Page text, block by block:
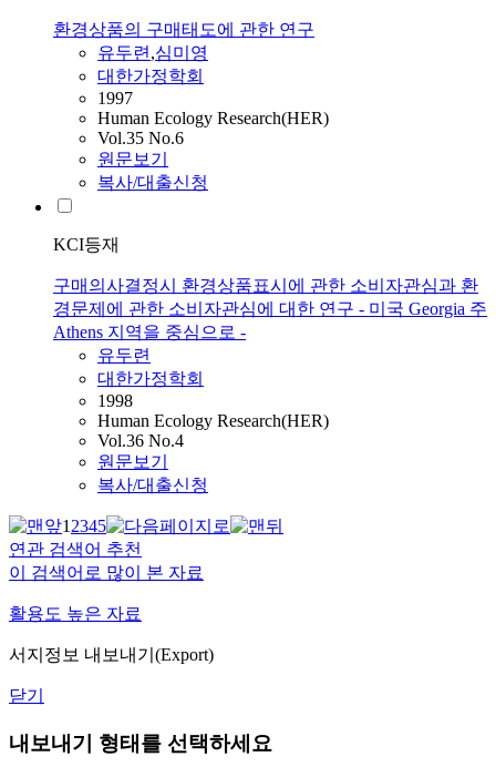
환경상품의 구매태도에 관한 연구
유두련,심미영
대한가정학회
1997
Human Ecology Research(HER)
Vol.35 No.6
원문보기
복사/대출신청
KCI등재
구매의사결정시 환경상품표시에 관한 소비자관심과 환
경문제에 관한 소비자관심에 대한 연구 - 미국 Georgia 주
Athens 지역을 중심으로 -
유두련
대한가정학회
1998
Human Ecology Research(HER)
Vol.36 No.4
원문보기
복사/대출신청
12345
연관 검색어 추천
이 검색어로 많이 본 자료
활용도 높은 자료
서지정보 내보내기(Export)
닫기
내보내기 형태를 선택하세요